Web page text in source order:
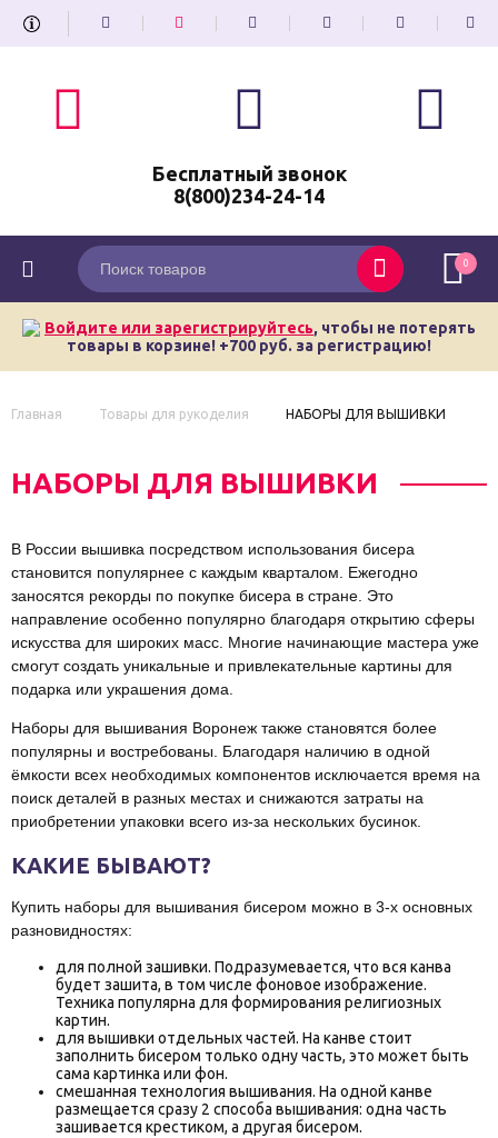
Бесплатный звонок
8(800)234-24-14
0
Войдите или зарегистрируйтесь, чтобы не потерять
товары в корзине! +700 руб. за регистрацию!
Главная Товары для рукоделия НАБОРЫ ДЛЯ ВЫШИВКИ
НАБОРЫ ДЛЯ ВЫШИВКИ
В России вышивка посредством использования бисера
становится популярнее с каждым кварталом. Ежегодно
заносятся рекорды по покупке бисера в стране. Это
направление особенно популярно благодаря открытию сферы
искусства для широких масс. Многие начинающие мастера уже
смогут создать уникальные и привлекательные картины для
подарка или украшения дома.
Наборы для вышивания Воронеж также становятся более
популярны и востребованы. Благодаря наличию в одной
ёмкости всех необходимых компонентов исключается время на
поиск деталей в разных местах и снижаются затраты на
приобретении упаковки всего из-за нескольких бусинок.
КАКИЕ БЫВАЮТ?
Купить наборы для вышивания бисером можно в 3-х основных
разновидностях:
для полной зашивки. Подразумевается, что вся канва
будет зашита, в том числе фоновое изображение.
Техника популярна для формирования религиозных
картин.
для вышивки отдельных частей. На канве стоит
заполнить бисером только одну часть, это может быть
сама картинка или фон.
смешанная технология вышивания. На одной канве
размещается сразу 2 способа вышивания: одна часть
зашивается крестиком, а другая бисером.